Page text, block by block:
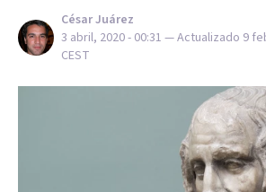
César Juárez
3 abril, 2020 - 00:31 — Actualizado 9
CEST